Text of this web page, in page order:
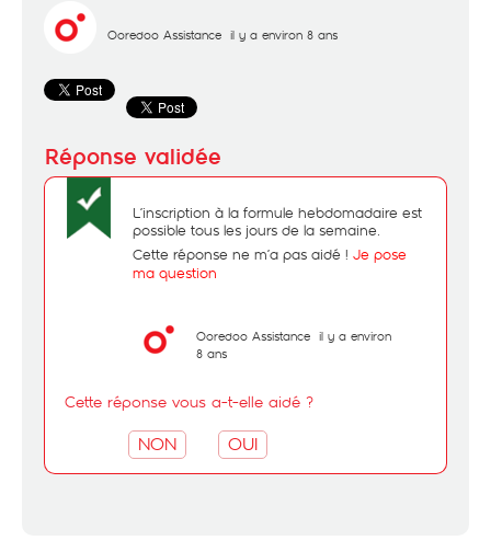
Ooredoo Assistance il y a environ 8 ans
L’inscription à la formule hebdomadaire est
possible tous les jours de la semaine.
Cette réponse ne m’a pas aidé ! Je pose
ma question
Ooredoo Assistance il y a environ
8 ans
Cette réponse vous a-t-elle aidé ?
NON OUI